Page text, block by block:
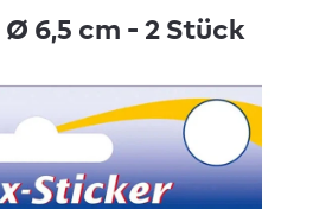
6,5 cm - 2 Stück